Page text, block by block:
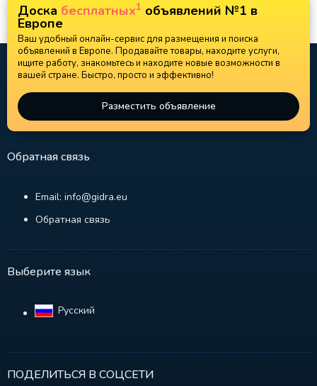
Доска бесплатных1 объявлений №1 в
Европе
Ваш удобный онлайн-сервис для размещения и поиска
объявлений в Европе. Продавайте товары, находите услуги,
ищите работу, знакомьтесь и находите новые возможности в
вашей стране. Быстро, просто и эффективно!
Разместить объявление
Обратная связь
Email: info@gidra.eu
Обратная связь
Выберите язык
Русский‎
ПОДЕЛИТЬСЯ В СОЦСЕТИ